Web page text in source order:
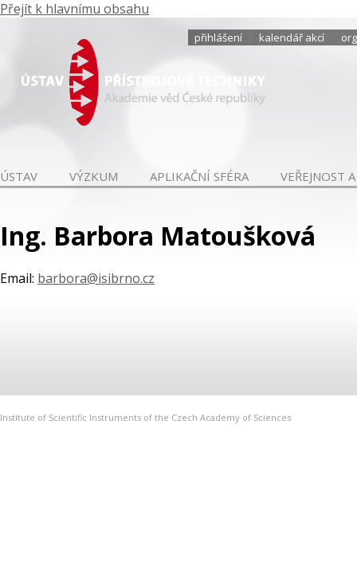
Přejít k hlavnímu obsahu
přihlášení kalendář akcí
ÚSTAV VÝZKUM APLIKAČNÍ SFÉRA VEŘEJNOST
Ing. Barbora Matoušková
Email: barbora@isibrno.cz
Institute of Scientific Instruments of the Czech Academy of Sciences